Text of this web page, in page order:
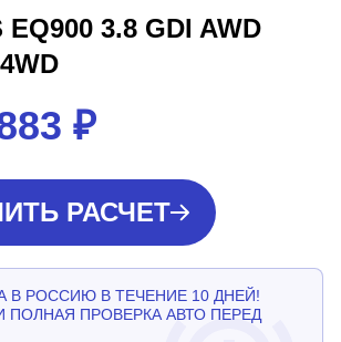
EQ900 3.8 GDI AWD
₽
РАСЧЕТ
В РОССИЮ В ТЕЧЕНИЕ 10 ДНЕЙ!
ПОЛНАЯ ПРОВЕРКА АВТО ПЕРЕД